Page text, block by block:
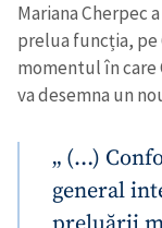
Mariana Cherpec
prelua funcția, pe
momentul în care
va desemna un
„ (…)
general